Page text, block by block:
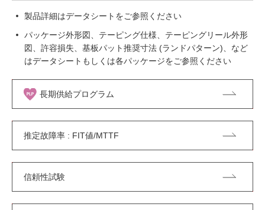
製品詳細はデータシートをご参照ください
パッケージ外形図、テーピング仕様、テーピングリール外形
図、許容損失、基板パット推奨寸法 (ランドパターン)、など
はデータシートもしくは各パッケージをご参照ください
長期供給プログラム
推定故障率 : FIT値/MTTF
信頼性試験